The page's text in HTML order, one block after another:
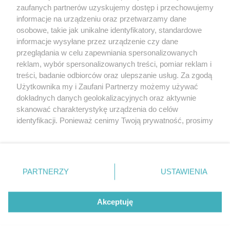
Więcej
20. urodzin portalu
wSzczecinie.pl
Regulamin konkursów
śniadaniówka "Hej
Szczecin! Jest piątek!"
Partnerzy
Praca Szczecin
© 2026 wSzczecinie.pl
Created by GOD
zaufanych partnerów uzyskujemy dostęp i przechowujemy
informacje na urządzeniu oraz przetwarzamy dane
osobowe, takie jak unikalne identyfikatory, standardowe
informacje wysyłane przez urządzenie czy dane
przeglądania w celu zapewniania spersonalizowanych
reklam, wybór spersonalizowanych treści, pomiar reklam i
treści, badanie odbiorców oraz ulepszanie usług. Za zgodą
Użytkownika my i Zaufani Partnerzy możemy używać
dokładnych danych geolokalizacyjnych oraz aktywnie
skanować charakterystykę urządzenia do celów
identyfikacji. Ponieważ cenimy Twoją prywatność, prosimy
prywatności znajdujący się w lewym dolnym rogu strony
. Niektóre rodzaje przetwarzania danych nie wymagają
takiemu przetwarzaniu. Preferencje będą miały
zastosowania tylko na tej witrynie.
PARTNERZY USTAWIENIA
Akceptuję